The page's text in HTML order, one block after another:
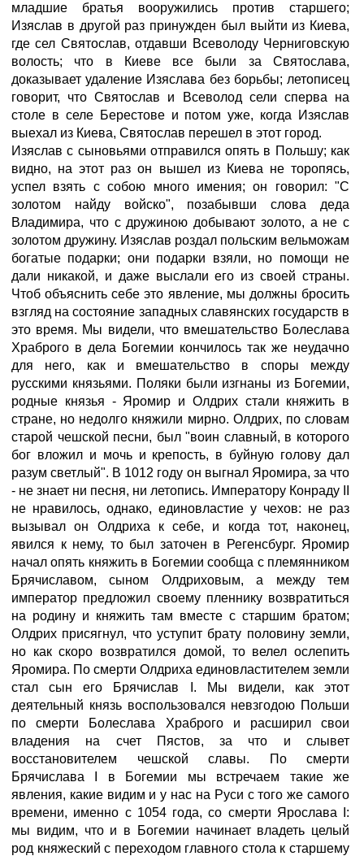
младшие братья вооружились против старшего;
Изяслав в другой раз принужден был выйти из Киева,
где сел Святослав, отдавши Всеволоду Черниговскую
волость; что в Киеве все были за Святослава,
доказывает удаление Изяслава без борьбы; летописец
говорит, что Святослав и Всеволод сели сперва на
столе в селе Берестове и потом уже, когда Изяслав
выехал из Киева, Святослав перешел в этот город.
Изяслав с сыновьями отправился опять в Польшу; как
видно, на этот раз он вышел из Киева не торопясь,
успел взять с собою много имения; он говорил: "С
золотом найду войско", позабывши слова деда
Владимира, что с дружиною добывают золото, а не с
золотом дружину. Изяслав роздал польским вельможам
богатые подарки; они подарки взяли, но помощи не
дали никакой, и даже выслали его из своей страны.
Чтоб объяснить себе это явление, мы должны бросить
взгляд на состояние западных славянских государств в
это время. Мы видели, что вмешательство Болеслава
Храброго в дела Богемии кончилось так же неудачно
для него, как и вмешательство в споры между
русскими князьями. Поляки были изгнаны из Богемии,
родные князья - Яромир и Олдрих стали княжить в
стране, но недолго княжили мирно. Олдрих, по словам
старой чешской песни, был "воин славный, в которого
бог вложил и мочь и крепость, в буйную голову дал
разум светлый". В 1012 году он выгнал Яромира, за что
- не знает ни песня, ни летопись. Императору Конраду II
не нравилось, однако, единовластие у чехов: не раз
вызывал он Олдриха к себе, и когда тот, наконец,
явился к нему, то был заточен в Регенсбург. Яромир
начал опять княжить в Богемии сообща с племянником
Брячиславом, сыном Олдриховым, а между тем
император предложил своему пленнику возвратиться
на родину и княжить там вместе с старшим братом;
Олдрих присягнул, что уступит брату половину земли,
но как скоро возвратился домой, то велел ослепить
Яромира. По смерти Олдриха единовластителем земли
стал сын его Брячислав I. Мы видели, как этот
деятельный князь воспользовался невзгодою Польши
по смерти Болеслава Храброго и расширил свои
владения на счет Пястов, за что и слывет
восстановителем чешской славы. По смерти
Брячислава I в Богемии мы встречаем такие же
явления, какие видим и у нас на Руси с того же самого
времени, именно с 1054 года, со смерти Ярослава I:
мы видим, что и в Богемии начинает владеть целый
род княжеский с переходом главного стола к старшему